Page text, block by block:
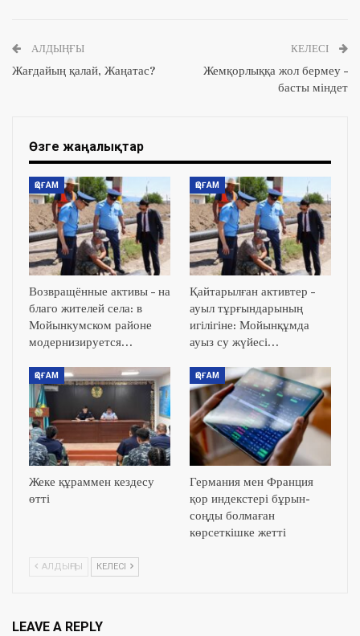
АЛДЫҢҒЫ
Жағдайың қалай, Жаңатас?
КЕЛЕСІ
Жемқорлыққа жол бермеу –
басты міндет
Өзге жаңалықтар
ҚОҒАМ
Возвращённые активы – на
благо жителей села: в
Мойынкумском районе
модернизируется…
ҚОҒАМ
Қайтарылған активтер –
ауыл тұрғындарының
игілігіне: Мойынқұмда
ауыз су жүйесі…
ҚОҒАМ
Жеке құраммен кездесу
өтті
ҚОҒАМ
Германия мен Франция
қор индекстері бұрын-
соңды болмаған
көрсеткішке жетті
АЛДЫҢҒЫ КЕЛЕСІ
LEAVE A REPLY